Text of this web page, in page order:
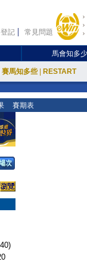
登記 常見問題
馬會知多少
賽馬知多些 RESTART
賽期表